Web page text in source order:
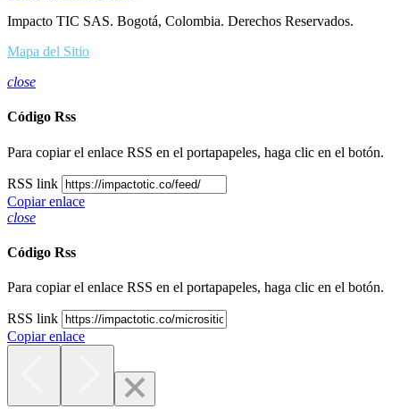
Impacto TIC SAS. Bogotá, Colombia. Derechos Reservados.
Mapa del Sitio
close
Código Rss
Para copiar el enlace RSS en el portapapeles, haga clic en el botón.
RSS link
Copiar enlace
close
Código Rss
Para copiar el enlace RSS en el portapapeles, haga clic en el botón.
RSS link
Copiar enlace